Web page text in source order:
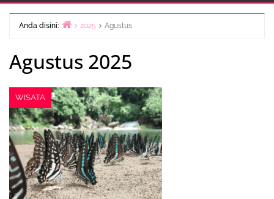
Anda disini:
2025 Agustus
Agustus 2025
WISATA